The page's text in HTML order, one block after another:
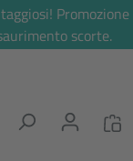
Promozione
scorte.